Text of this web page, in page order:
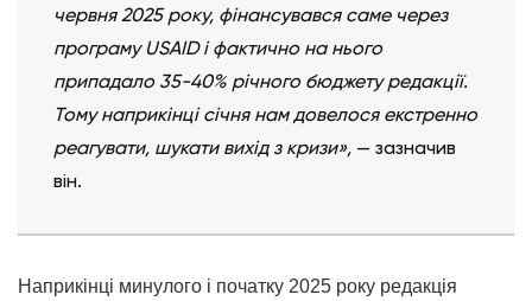
червня 2025 року, фінансувався саме через
програму USAID і фактично на нього
припадало 35-40% річного бюджету редакції.
Тому наприкінці січня нам довелося екстренно
реагувати, шукати вихід з кризи», — зазначив
він.
Наприкінці минулого і початку 2025 року редакція